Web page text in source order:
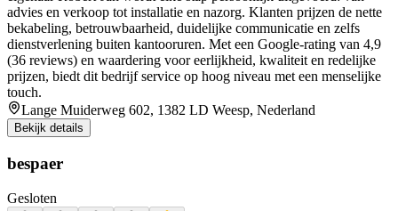
advies en verkoop tot installatie en nazorg. Klanten prijzen de nette
bekabeling, betrouwbaarheid, duidelijke communicatie en zelfs
dienstverlening buiten kantooruren. Met een Google-rating van 4,9
(36 reviews) en waardering voor eerlijkheid, kwaliteit en redelijke
prijzen, biedt dit bedrijf service op hoog niveau met een menselijke
touch.
Lange Muiderweg 602, 1382 LD Weesp, Nederland
Bekijk details
bespaer
Gesloten